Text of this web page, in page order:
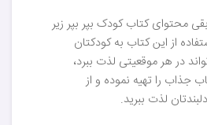
محتوای کتاب کودک بپر بپر زیر
از این کتاب به کودکتان
در هر موقعیتی لذت ببرد،
جذاب را تهیه نموده و از
لذت ببرید.